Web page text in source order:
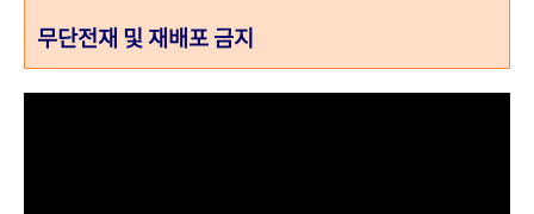
무단전재 및 재배포 금지